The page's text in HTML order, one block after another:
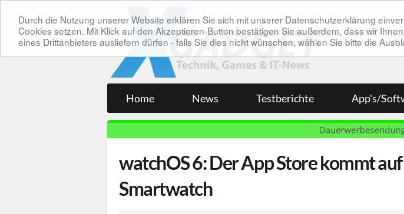
Durch die Nutzung unserer Website erklären Sie sich mit unserer Datenschutzerklärung
Cookies setzen. Mit Klick auf den Akzeptieren-Button bestätigen Sie außerdem, dass wir
eines Drittanbieters ausliefern dürfen - falls Sie dies nicht wünschen, wählen Sie bitte die
Home News Testberichte App's/
watchOS 6: Der App Store kommt
Smartwatch